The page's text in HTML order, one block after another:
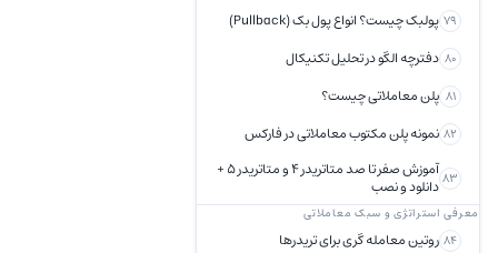
79 پولبک چیست؟ انواع پول بک (Pullback)
80 دفترچه الگو در تحلیل تکنیکال
81 پلن معاملاتی چیست؟
82 نمونه پلن مکتوب معاملاتی در فارکس
83 آموزش صفر تا صد متاتریدر 4 و متاتریدر 5 +
دانلود و نصب
معرفی استراتژی و سبک معاملاتی
84 روتین معامله گری برای تریدرها